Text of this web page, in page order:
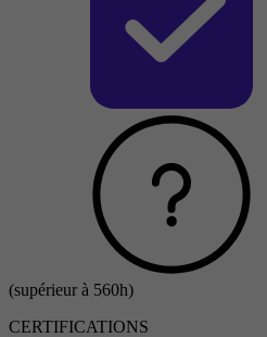
(supérieur à 560h)
CERTIFICATIONS